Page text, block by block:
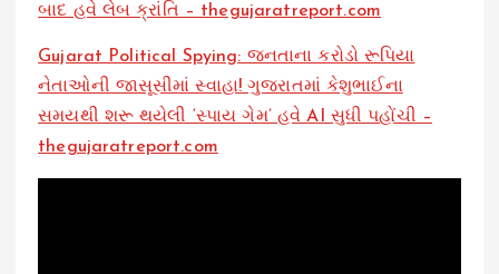
બાદ હવે લેબ ક્રાંતિ – thegujaratreport.com
Gujarat Political Spying: જનતાના કરોડો રૂપિયા
નેતાઓની જાસૂસીમાં સ્વાહા! ગુજરાતમાં કેશુભાઈના
સમયથી શરૂ થયેલી ‘સ્પાય ગેમ’ હવે AI સુધી પહોંચી –
thegujaratreport.com